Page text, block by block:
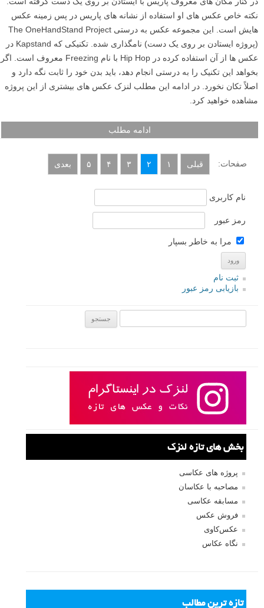
در کنار مکان های معروف پاریس با ایستادن بر روی یک دست گرفته است.
نکته خاص عکس های او استفاده از نشانه های پاریس در پس زمینه عکس
بخواهد این تکنیک را به درستی انجام دهد، باید بدن خود را ثابت نگه دارد و
صفحات: قبلی ۴ ۵
نام کاربری
رمز عبور
مرا به خاطر بسپار
ثبت نام
بازیابی رمز عبور